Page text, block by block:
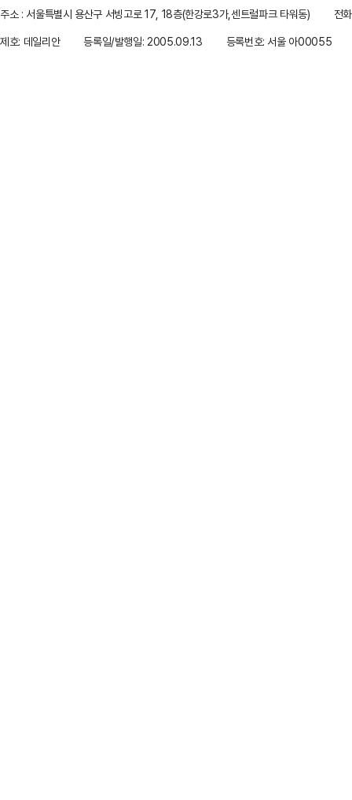
주소 : 서울특별시 용산구 서빙고로 17, 18층(한강로3가,센트럴파크 타워동)
전
제호: 데일리안
등록일/발행일: 2005.09.13 등록번호: 서울 아00055